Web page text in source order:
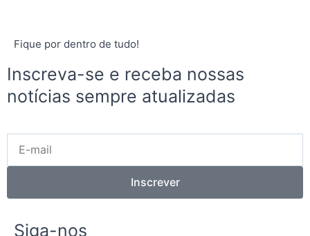
Fique por dentro de tudo!
Inscreva-se e receba nossas
notícias sempre atualizadas
mail
Inscrever
Siga-nos